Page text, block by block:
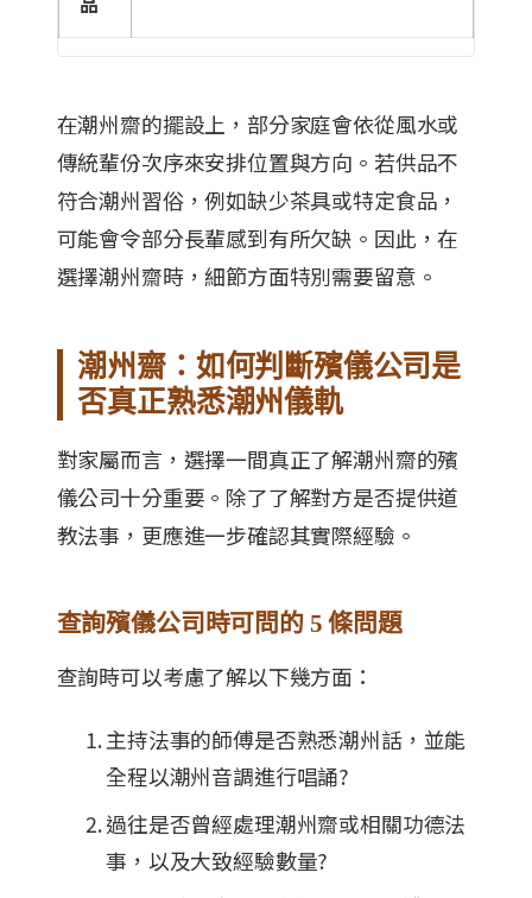
在潮州齋的擺設上，部分家庭會依從風水或
傳統輩份次序來安排位置與方向。若供品不
符合潮州習俗，例如缺少茶具或特定食品，
可能會令部分長輩感到有所欠缺。因此，在
選擇潮州齋時，細節方面特別需要留意。
潮州齋：如何判斷殯儀公司是
否真正熟悉潮州儀軌
對家屬而言，選擇一間真正了解潮州齋的殯
儀公司十分重要。除了了解對方是否提供道
教法事，更應進一步確認其實際經驗。
查詢殯儀公司時可問的 5 條問題
查詢時可以考慮了解以下幾方面：
主持法事的師傅是否熟悉潮州話，並能
全程以潮州音調進行唱誦?
過往是否曾經處理潮州齋或相關功德法
事，以及大致經驗數量?